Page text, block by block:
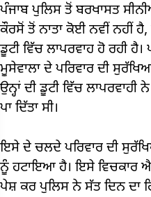
ਪੰਜਾਬ ਪੁਲਿਸ ਤੋਂ ਬਰਖਾਸਤ
ਕੌਰਸੋਂ ਤੋਂ ਨਾਤਾ ਕੋਈ ਨਵੀਂ ਨਹੀਂ
ਡੂਟੀ ਵਿੱਚ ਲਾਪਰਵਾਹ ਹੋ ਰਹੀ
ਮੂਸੇਵਾਲਾ ਦੇ ਪਰਿਵਾਰ ਦੀ
ਉਨ੍ਹਾਂ ਦੀ ਡੂਟੀ ਵਿੱਚ
ਪਾ ਦਿੱਤਾ ਸੀ।
ਇਸੇ ਦੇ ਚਲਦੇ ਪਰਿਵਾਰ ਦੀ
ਨੂੰ ਹਟਾਇਆ ਹੈ। ਇਸੇ ਵਿਚਕਾਰ
ਪੇਸ਼ ਕਰ ਪੁਲਿਸ ਨੇ ਸੱਤ ਦਿਨ ਦਾ